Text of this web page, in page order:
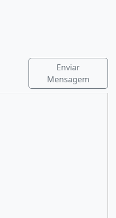
Enviar
Mensagem